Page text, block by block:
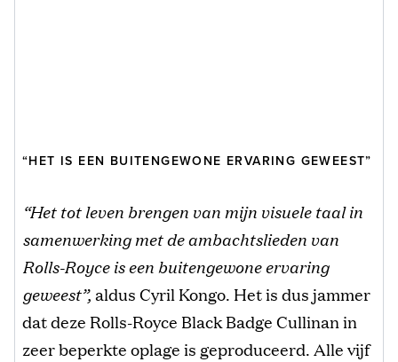
“HET IS EEN BUITENGEWONE ERVARING GEWEEST”
“Het tot leven brengen van mijn visuele taal in
samenwerking met de ambachtslieden van
Rolls-Royce is een buitengewone ervaring
geweest”,aldus Cyril Kongo. Het is dus jammer
dat deze Rolls-Royce Black Badge Cullinan in
zeer beperkte oplage is geproduceerd. Alle vijf